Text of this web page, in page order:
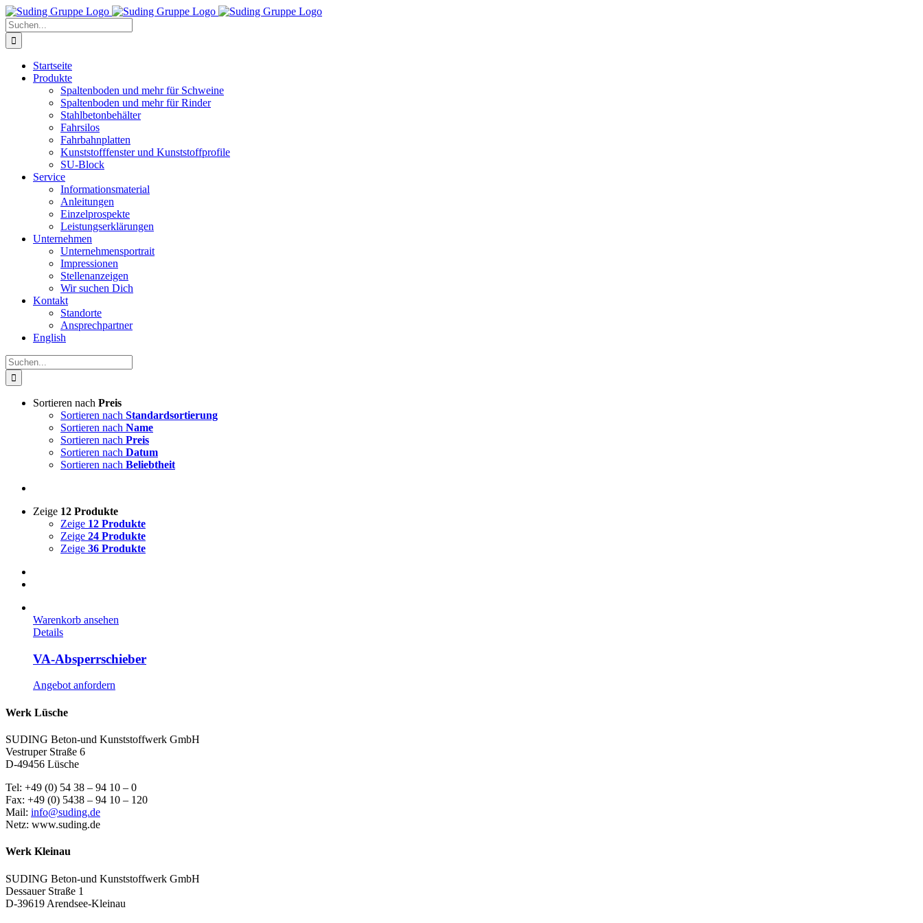
Zum
Inhalt
springen
Suche
nach:
Startseite
Produkte
Spaltenboden und mehr für Schweine
Spaltenboden und mehr für Rinder
Stahlbetonbehälter
Fahrsilos
Fahrbahnplatten
Kunststofffenster und Kunststoffprofile
SU-Block
Service
Informationsmaterial
Anleitungen
Einzelprospekte
Leistungserklärungen
Unternehmen
Unternehmensportrait
Impressionen
Stellenanzeigen
Wir suchen Dich
Kontakt
Standorte
Ansprechpartner
English
Suche
nach:
Sortieren nach Preis
Sortieren nach Standardsortierung
Sortieren nach Name
Sortieren nach Preis
Sortieren nach Datum
Sortieren nach Beliebtheit
Zeige 12 Produkte
Zeige 12 Produkte
Zeige 24 Produkte
Zeige 36 Produkte
Warenkorb ansehen
Details
VA-Absperrschieber
Angebot anfordern
Werk Lüsche
SUDING Beton-und Kunststoffwerk GmbH
Vestruper Straße 6
D-49456 Lüsche
Tel: +49 (0) 54 38 – 94 10 – 0
Fax: +49 (0) 5438 – 94 10 – 120
Mail: info@suding.de
Netz: www.suding.de
Werk Kleinau
SUDING Beton-und Kunststoffwerk GmbH
Dessauer Straße 1
D-39619 Arendsee-Kleinau